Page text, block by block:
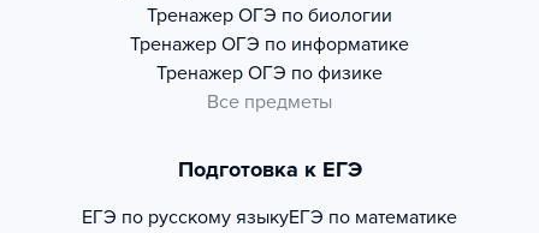
Тренажер ОГЭ по биологии
Тренажер ОГЭ по информатике
Тренажер ОГЭ по физике
Все предметы
Подготовка к ЕГЭ
ЕГЭ по русскому языкуЕГЭ по математике